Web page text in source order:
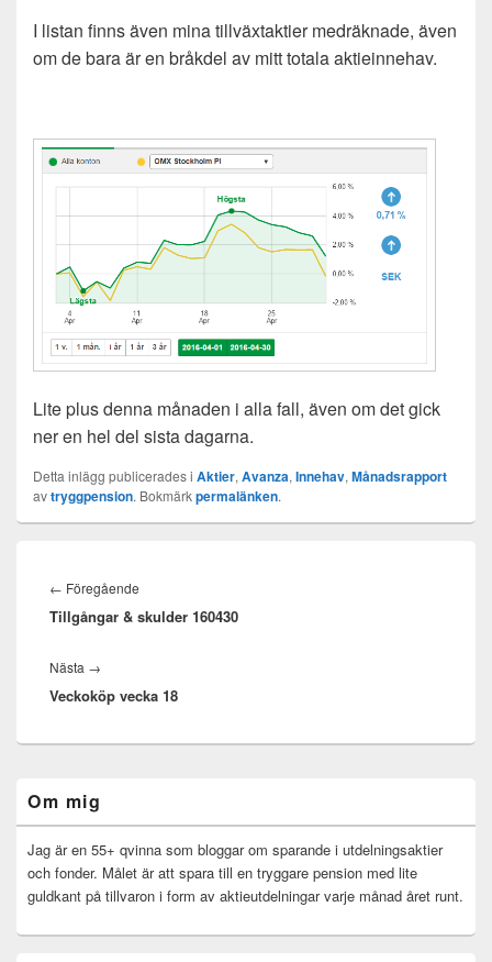
I listan finns även mina tillväxtaktier medräknade, även
om de bara är en bråkdel av mitt totala aktieinnehav.
Lite plus denna månaden i alla fall, även om det gick
ner en hel del sista dagarna.
Detta inlägg publicerades i Aktier, Avanza, Innehav, Månadsrapport
avtryggpension. Bokmärkpermalänken.
← Föregående
inlägg:
Tillgångar & skulder 160430
Nästa →
inlägg:
Veckoköp vecka 18
sidofältet
Widget
område
Om mig
Jag är en 55+ qvinna som bloggar om sparande i utdelningsaktier
och fonder. Målet är att spara till en tryggare pension med lite
guldkant på tillvaron i form av aktieutdelningar varje månad året runt.